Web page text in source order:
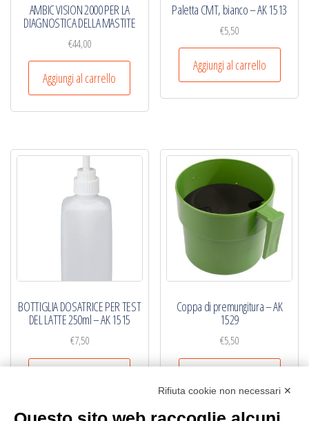
AMBIC VISION 2000 PER LA
DIAGNOSTICA DELLA MASTITE
€44,00
Aggiungi al carrello
Paletta CMT, bianco – AK 1513
€5,50
Aggiungi al carrello
BOTTIGLIA DOSATRICE PER TEST
DEL LATTE 250ml – AK 1515
€7,50
Coppa di premungitura – AK
1529
€5,50
Rifiuta cookie non necessari ✕